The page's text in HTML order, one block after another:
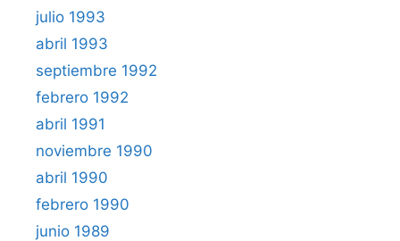
julio 1993
abril 1993
septiembre 1992
febrero 1992
abril 1991
noviembre 1990
abril 1990
febrero 1990
junio 1989